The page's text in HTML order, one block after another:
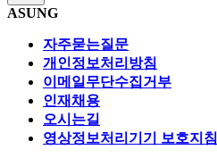
ASUNG
자주묻는질문
개인정보처리방침
이메일무단수집거부
인재채용
오시는길
영상정보처리기기 보호지침